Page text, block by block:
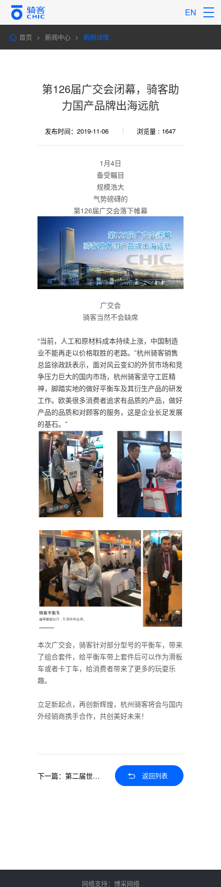
EN
首页 > 新闻中心 > 新闻详情
第126届广交会闭幕，骑客助
力国产品牌出海远航
发布时间：2019-11-06 浏览量 : 1647
1月4日
备受瞩目
规模浩大
气势磅礴的
第126届广交会落下帷幕
广交会
骑客当然不会缺席
“当前，人工和原材料成本持续上涨，中国制造
业不能再走以价格取胜的老路。”杭州骑客销售
总监徐政跃表示，面对风云变幻的外贸市场和竞
争压力巨大的国内市场，杭州骑客坚守工匠精
神，脚踏实地的做好平衡车及其衍生产品的研发
工作。欧美很多消费者追求有品质的产品，做好
产品的品质和对顾客的服务，这是企业长足发展
的基石。”
本次广交会，骑客针对部分型号的平衡车，带来
了组合套件，给平衡车带上套件后可以作为滑板
车或者卡丁车，给消费者带来了更多的玩耍乐
趣。
立足新起点，再创新辉煌，杭州骑客将会与国内
外经销商携手合作，共创美好未来！
下一篇：第二届世界
返回列表
网络支持： 博采网络